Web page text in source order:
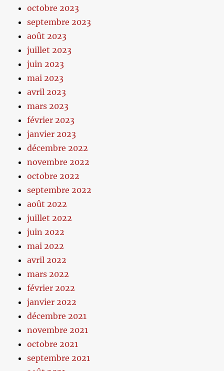
octobre 2023
septembre 2023
août 2023
juillet 2023
juin 2023
mai 2023
avril 2023
mars 2023
février 2023
janvier 2023
décembre 2022
novembre 2022
octobre 2022
septembre 2022
août 2022
juillet 2022
juin 2022
mai 2022
avril 2022
mars 2022
février 2022
janvier 2022
décembre 2021
novembre 2021
octobre 2021
septembre 2021